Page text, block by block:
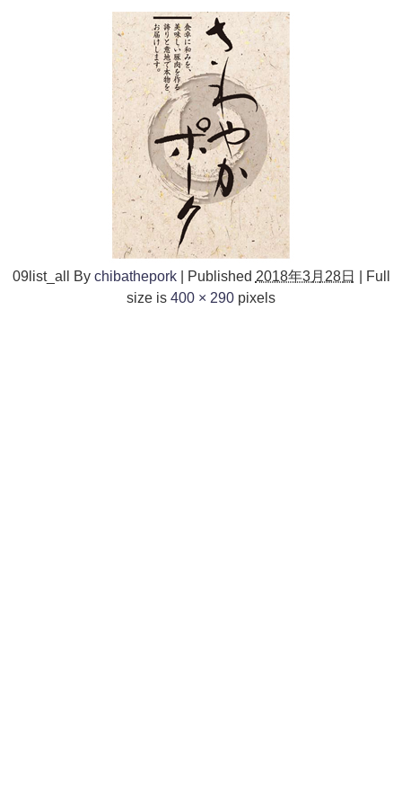
09list_all By chibathepork Published 2018年3月28日
Full
size is 400 × 290 pixels